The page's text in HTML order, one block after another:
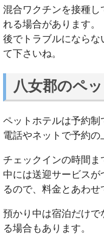
混合ワクチンを接種し
れる場合があります。
後でトラブルになら
て下さいね。
八女郡のペ
ペットホテルは予約制
電話やネットで予約の
チェックインの時間ま
中には送迎サービス
るので、料金とあわせ
預かり中は宿泊だけ
る場合もあります。